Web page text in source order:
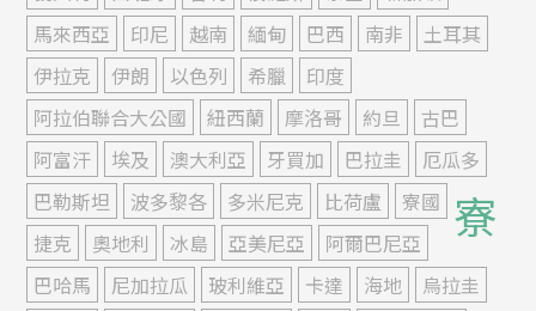
馬來西亞
印尼 越南 緬甸 巴西 南非
土耳其
伊拉克
伊朗 以色列 希臘
印度
阿拉伯聯合大公國
紐西蘭 摩洛哥 約旦
古巴
阿富汗
埃及 澳大利亞 牙買加 巴拉圭
厄瓜多
巴勒斯坦
波多黎各 多米尼克 比荷盧
寮國
捷克
奧地利 冰島 亞美尼亞
阿爾巴尼亞
巴哈馬
尼加拉瓜 玻利維亞 卡達 海地
烏拉圭
寮